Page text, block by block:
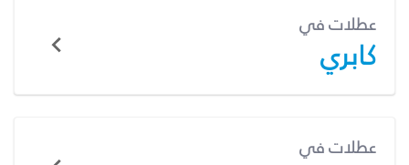
عطلات في
كابري
عطلات في